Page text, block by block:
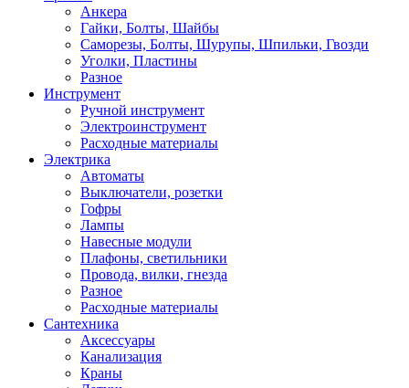
Анкера
Гайки, Болты, Шайбы
Саморезы, Болты, Шурупы, Шпильки, Гвозди
Уголки, Пластины
Разное
Инструмент
Ручной инструмент
Электроинструмент
Расходные материалы
Электрика
Автоматы
Выключатели, розетки
Гофры
Лампы
Навесные модули
Плафоны, светильники
Провода, вилки, гнезда
Разное
Расходные материалы
Сантехника
Аксессуары
Канализация
Краны